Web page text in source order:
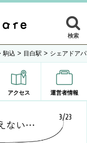
検索
駒込 > 目白駅 > シェアドア
アクセス 運営者情報